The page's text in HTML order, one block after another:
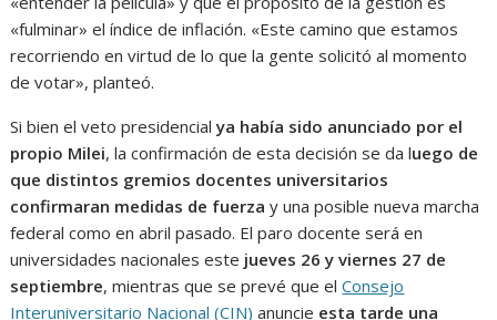
«fulminar» el índice de inflación. «Este camino que estamos
recorriendo en virtud de lo que la gente solicitó al momento
de votar», planteó.
Si bien el veto presidencialya había sido anunciado por el
propio Milei, la confirmación de esta decisión se da luego de
que distintos gremios docentes universitarios
confirmaran medidas de fuerza y una posible nueva marcha
federal como en abril pasado. El paro docente será en
universidades nacionales este jueves 26 y viernes 27 de
septiembre, mientras que se prevé que elConsejo
Interuniversitario Nacional (CIN) anuncie esta tarde una